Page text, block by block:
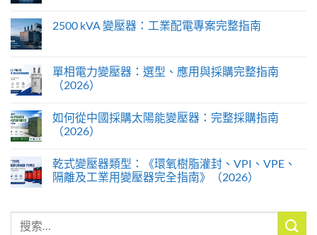
2500 kVA 變壓器：工業配電專案完整指南
單相電力變壓器：選型、應用與採購完整指南
（2026）
如何從中國採購太陽能變壓器：完整採購指南
（2026）
乾式變壓器類型：《環氧樹脂灌封、VPI、VPE、
隔離及工業用變壓器完全指南》（2026）